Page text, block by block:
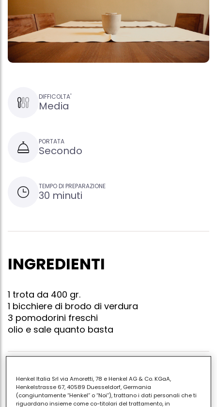
DIFFICOLTA'
Media
PORTATA
Secondo
TEMPO DI PREPARAZIONE
30 minuti
INGREDIENTI
1 trota da 400 gr.
1 bicchiere di brodo di verdura
3 pomodorini freschi
olio e sale quanto basta
condiscili con un goccio d'olio e il sale. lava
accuratamente il pesce e mettilo in una padella dai
Henkel Italia Srl via Amoretti, 78 e Henkel AG & Co. KGaA,
Henkelstrasse 67, 40589 Duesseldorf, Germania
(congiuntamente “Henkel” o “Noi”), trattano i dati personali che ti
riguardano insieme come co-titolari del trattamento, in